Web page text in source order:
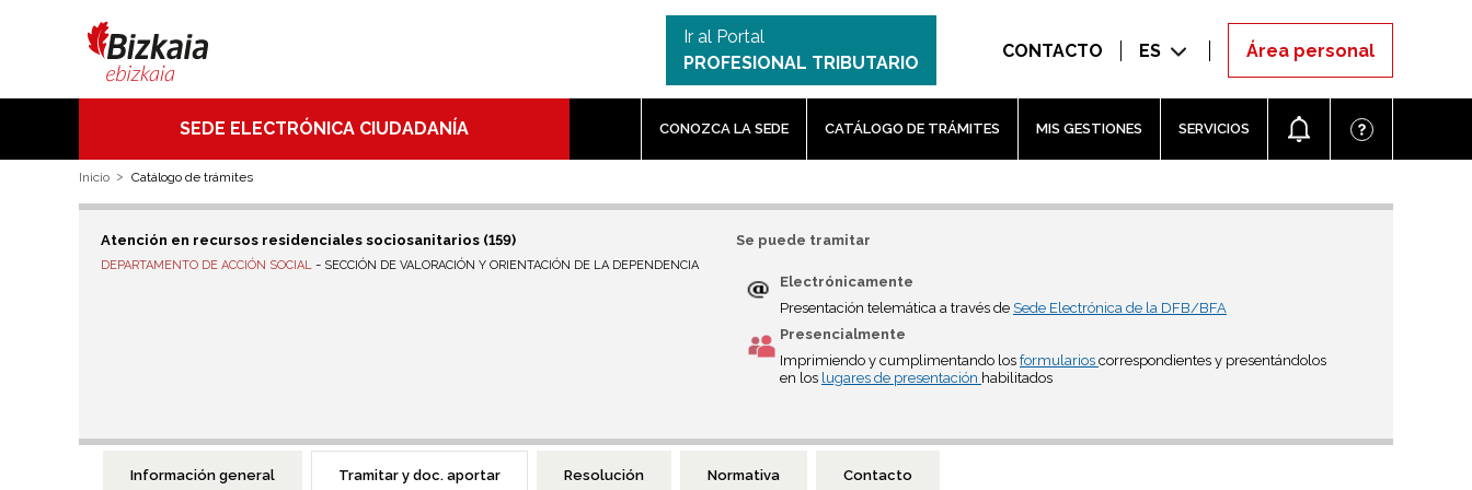
Ir al Portal
PROFESIONAL TRIBUTARIO
CONTACTO ES
SEDE ELECTRÓNICA CIUDADANÍA CONOZCA LA SEDE CATÁLOGO DE TRÁMITES MIS GESTIONES SERVICIOS
Inicio Catálogo de trámites
Atención en recursos residenciales sociosanitarios (159)
DEPARTAMENTO DE ACCIÓN SOCIAL - SECCIÓN DE VALORACIÓN Y ORIENTACIÓN DE LA DEPENDENCIA
Se puede tramitar
Electrónicamente
Presentación telemática a través de Sede Electrónica de la DFB/BFA
Presencialmente
Imprimiendo y cumplimentando los formularios correspondientes y presentándolos
en los lugares de presentación habilitados
Información general Tramitar y doc. aportar Resolución Normativa Contacto